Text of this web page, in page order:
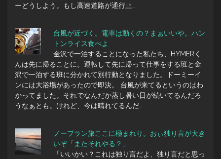
ーどうしよう。もし高速道路が通行止…
台風が近づく。電車は動くの？まぁいいや。ハン
トンライス食べよ
金沢で一泊することになった私たち、HYMERく
んは先に帰ることに。運転して先に帰って仕事をする班と金
沢で一泊する班に分かれて別行動となりました。ドーミーイ
ンには大浴場があったので即決。 台風が来てるというのはわ
かってました。それでなんだか蒸し暑い日が続いてるんだろ
うなぁとも。けれど、今は晴れてるんだ…
ノープラン旅ここに極まれり。おぃ独り言が大き
いぞ「またそれやる？」
「いいかい？これは独り言だよ、独り言だと思っ